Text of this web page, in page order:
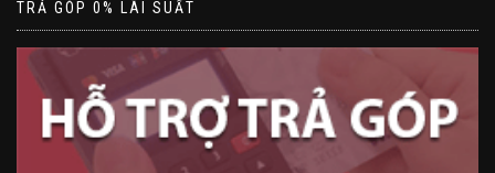
TRẢ GÓP 0% LÃI SUẤT